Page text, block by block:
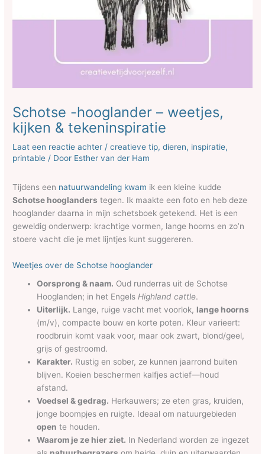
Schotse -hooglander – weetjes,
kijken & tekeninspiratie
Laat een reactie achter /creatieve tip,dieren, inspiratie,
printable / Door Esther van der Ham
Tijdens een natuurwandeling kwam ik een kleine kudde
Schotse hooglanders tegen. Ik maakte een foto en heb deze
hooglander daarna in mijn schetsboek getekend. Het is een
geweldig onderwerp: krachtige vormen, lange hoorns en zo’n
stoere vacht die je met lijntjes kunt suggereren.
Weetjes over de Schotse hooglander
Oorsprong & naam. Oud runderras uit de Schotse
Hooglanden; in het EngelsHighland cattle.
Uiterlijk. Lange, ruige vacht met voorlok, lange hoorns
(m/v), compacte bouw en korte poten. Kleur varieert:
roodbruin komt vaak voor, maar ook zwart, blond/geel,
grijs of gestroomd.
Karakter. Rustig en sober, ze kunnen jaarrond buiten
blijven. Koeien beschermen kalfjes actief—houd
afstand.
Voedsel & gedrag. Herkauwers; ze eten gras, kruiden,
jonge boompjes en ruigte. Ideaal om natuurgebieden
open te houden.
Waarom je ze hier ziet. In Nederland worden ze ingezet